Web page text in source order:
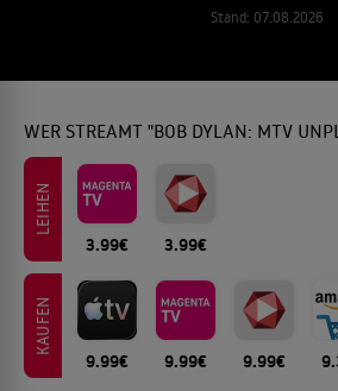
Stand: 07.08.2026
WER STREAMT "BOB DYLAN: MTV
LEIHEN
3.99€ 3.99€
KAUFEN
9.99€ 9.99€ 9.99€